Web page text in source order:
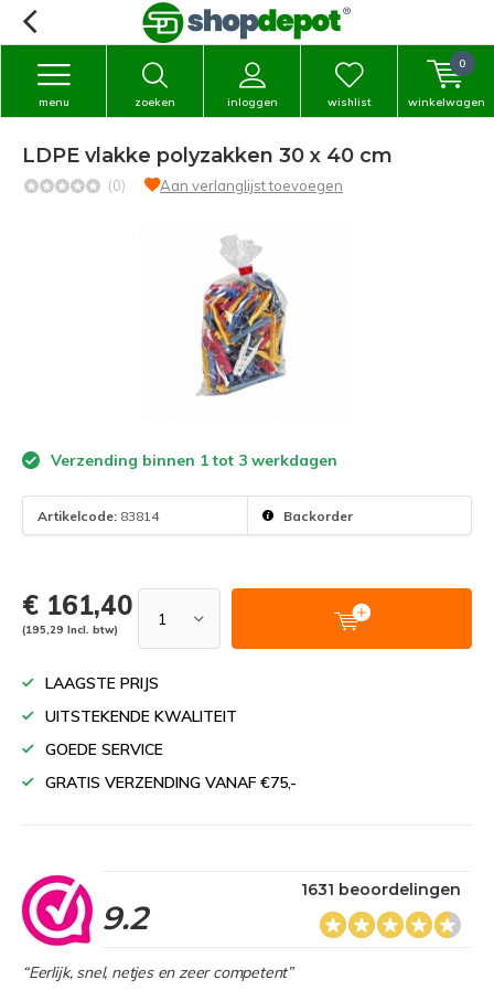
zoeken inloggen
menu wishlist winkelwagen
0
LDPE vlakke polyzakken 30 x 40 cm
(0) Aan verlanglijst toevoegen
Verzending binnen 1 tot 3 werkdagen
Artikelcode: 83814 Backorder
€ 161,40
(195,29 Incl. btw)
LAAGSTE PRIJS
UITSTEKENDE KWALITEIT
GOEDE SERVICE
GRATIS VERZENDING VANAF €75,-
9.2
1631 beoordelingen
“Eerlijk, snel, netjes en zeer competent”